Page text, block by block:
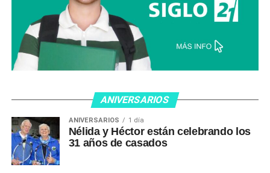
ANIVERSARIOS
ANIVERSARIOS 1 día
Nélida y Héctor están celebrando los
31 años de casados